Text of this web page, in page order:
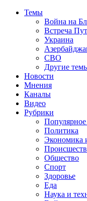
Темы
Война на
Встреча
Украина
СВО
Другие
Новости
Мнения
Каналы
Видео
Рубрики
Популярное
Политика
Экономика
Общество
Спорт
Здоровье
Еда
Наука и